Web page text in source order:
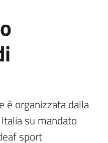
è organizzata dalla
su mandato
sport